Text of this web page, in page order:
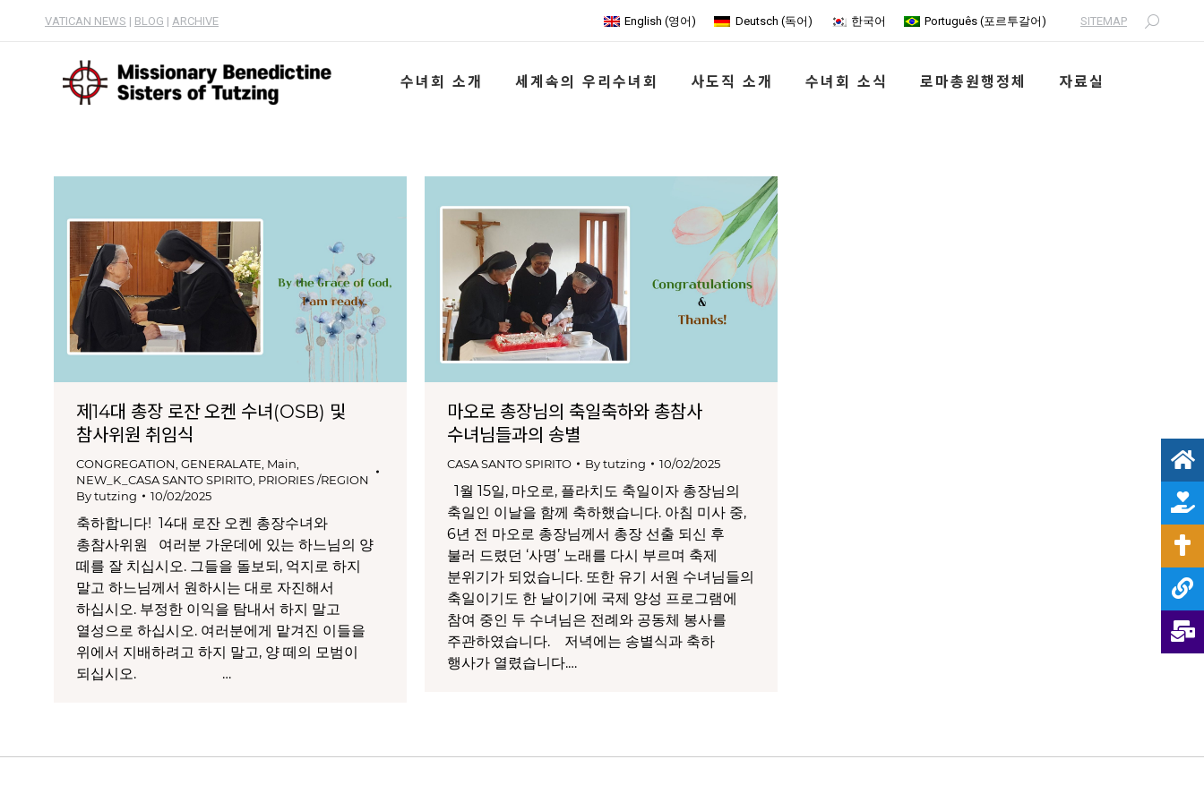
VATICAN NEWS | BLOG | ARCHIVE English (영어) Deutsch (독어) 한국어 Português (포르투갈어) SITEMAP Search:
수녀회 소개 세계속의 우리수녀회 사도직 소개 수녀회 소식 로마총원행정체 자료실
제14대 총장 로잔 오켄 수녀(OSB) 및
참사위원 취임식
CONGREGATION GENERALATE Main
NEW_K_CASA SANTO SPIRITO PRIORIES /REGION
Bytutzing 10/02/2025
축하합니다! 14대 로잔 오켄 총장수녀와
총참사위원 여러분 가운데에 있는 하느님의 양
떼를 잘 치십시오. 그들을 돌보되, 억지로 하지
말고 하느님께서 원하시는 대로 자진해서
하십시오. 부정한 이익을 탐내서 하지 말고
열성으로 하십시오. 여러분에게 맡겨진 이들을
위에서 지배하려고 하지 말고, 양 떼의 모범이
되십시오. …
마오로 총장님의 축일축하와 총참사
수녀님들과의 송별
CASA SANTO SPIRITO Bytutzing 10/02/2025
1월 15일, 마오로, 플라치도 축일이자 총장님의
축일인 이날을 함께 축하했습니다. 아침 미사 중,
6년 전 마오로 총장님께서 총장 선출 되신 후
불러 드렸던 ‘사명’ 노래를 다시 부르며 축제
분위기가 되었습니다. 또한 유기 서원 수녀님들의
축일이기도 한 날이기에 국제 양성 프로그램에
참여 중인 두 수녀님은 전례와 공동체 봉사를
주관하였습니다. 저녁에는 송별식과 축하
행사가 열렸습니다.…